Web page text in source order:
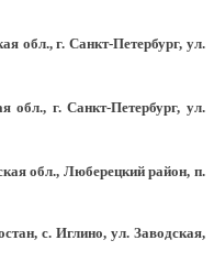
обл., г. Санкт-Петербург, ул.
г. Санкт-Петербург, ул.
обл., Люберецкий район, п.
с. Иглино, ул. Заводская,